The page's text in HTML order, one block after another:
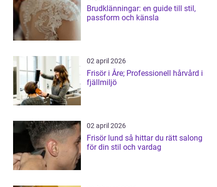
Brudklänningar: en guide till stil,
passform och känsla
02 april 2026
Frisör i Åre; Professionell hårvård i
fjällmiljö
02 april 2026
Frisör lund så hittar du rätt salong
för din stil och vardag